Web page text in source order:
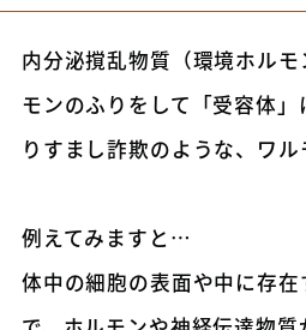
内分泌撹乱物質（環境ホル
モンのふりをして「受容体
りすまし詐欺のような、ワル
例えてみますと…
体中の細胞の表面や中に存在